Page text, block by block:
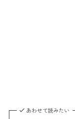
あわせて読みたい